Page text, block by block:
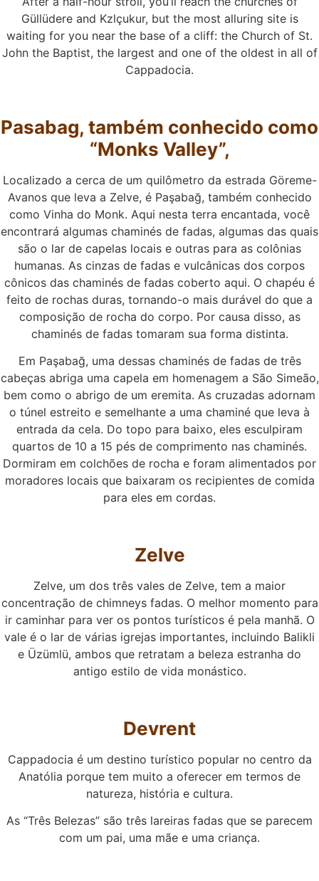
Güllüdere and Kzlçukur, but the most alluring site is
waiting for you near the base of a cliff: the Church of St.
John the Baptist, the largest and one of the oldest in all of
Cappadocia.
Pasabag, também conhecido como
“Monks Valley”,
Localizado a cerca de um quilômetro da estrada Göreme-
Avanos que leva a Zelve, é Paşabağ, também conhecido
como Vinha do Monk. Aqui nesta terra encantada, você
encontrará algumas chaminés de fadas, algumas das quais
são o lar de capelas locais e outras para as colônias
humanas. As cinzas de fadas e vulcânicas dos corpos
cônicos das chaminés de fadas coberto aqui. O chapéu é
feito de rochas duras, tornando-o mais durável do que a
composição de rocha do corpo. Por causa disso, as
chaminés de fadas tomaram sua forma distinta.
Em Paşabağ, uma dessas chaminés de fadas de três
cabeças abriga uma capela em homenagem a São Simeão,
bem como o abrigo de um eremita. As cruzadas adornam
o túnel estreito e semelhante a uma chaminé que leva à
entrada da cela. Do topo para baixo, eles esculpiram
quartos de 10 a 15 pés de comprimento nas chaminés.
Dormiram em colchões de rocha e foram alimentados por
moradores locais que baixaram os recipientes de comida
para eles em cordas.
Zelve
Zelve, um dos três vales de Zelve, tem a maior
concentração de chimneys fadas. O melhor momento para
ir caminhar para ver os pontos turísticos é pela manhã. O
vale é o lar de várias igrejas importantes, incluindo Balikli
e Üzümlü, ambos que retratam a beleza estranha do
antigo estilo de vida monástico.
Devrent
Cappadocia é um destino turístico popular no centro da
Anatólia porque tem muito a oferecer em termos de
natureza, história e cultura.
As “Três Belezas” são três lareiras fadas que se parecem
com um pai, uma mãe e uma criança.